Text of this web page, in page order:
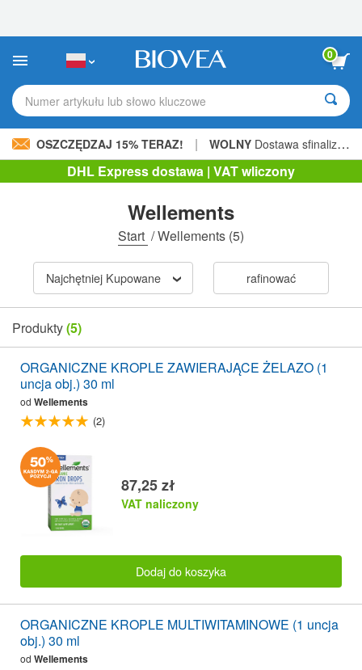
strona
internetowa
zawiera
ułatwień
dostępu.
0
Numer artykułu lub słowo kluczowe
OSZCZĘDZAJ 15% TERAZ! | WOLNY Dostawa sfinalizowana 206,00 zł »
DHL Express dostawa | VAT wliczony
Wellements
Start /Wellements (5)
Najchętniej Kupowane rafinować
Produkty(5)
ORGANICZNE KROPLE ZAWIERAJĄCE ŻELAZO (1
uncja obj.) 30 ml
od Wellements
(2)
87,25 zł
VAT naliczony
Dodaj do koszyka
ORGANICZNE KROPLE MULTIWITAMINOWE (1 uncja
obj.) 30 ml
od Wellements